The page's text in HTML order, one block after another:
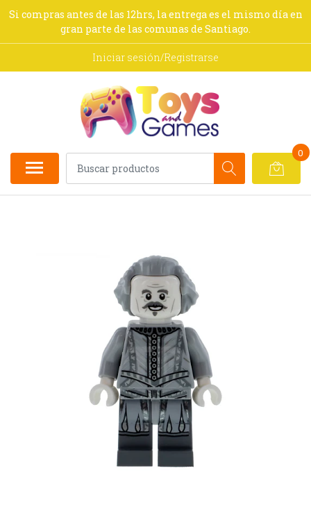
Si compras antes de las 12hrs, la entrega es el mismo día en
gran parte de las comunas de Santiago.
Iniciar sesión/Registrarse
0